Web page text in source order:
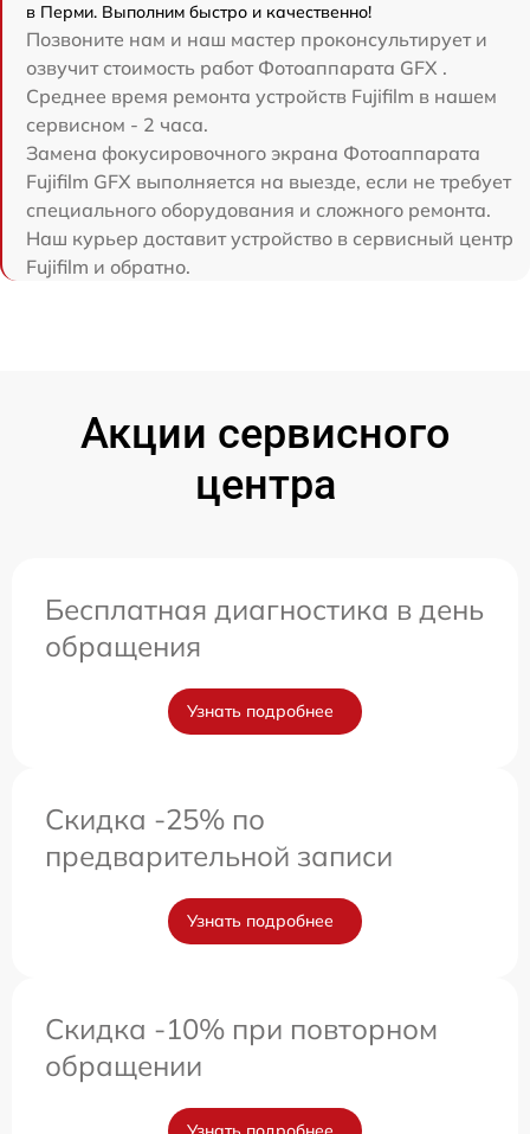
в Перми. Выполним быстро и качественно!
Позвоните нам и наш мастер проконсультирует и
озвучит стоимость работ Фотоаппарата GFX .
Среднее время ремонта устройств Fujifilm в нашем
сервисном - 2 часа.
Замена фокусировочного экрана Фотоаппарата
Fujifilm GFX выполняется на выезде, если не требует
специального оборудования и сложного ремонта.
Наш курьер доставит устройство в сервисный центр
Fujifilm и обратно.
Акции сервисного
центра
Бесплатная диагностика в день
обращения
Узнать подробнее
Скидка -25% по
предварительной записи
Узнать подробнее
Скидка -10% при повторном
обращении